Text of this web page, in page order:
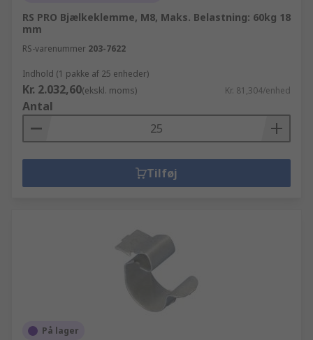
RS PRO Bjælkeklemme, M8, Maks. Belastning: 60kg 18
mm
RS-varenummer 203-7622
Indhold (1 pakke af 25 enheder)
Kr. 2.032,60(ekskl. moms) Kr. 81,304/enhed
Antal
Tilføj
På lager